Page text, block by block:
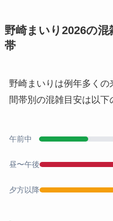
野崎まいり2026の混
帯
野崎まいりは例年多く
間帯別の混雑目安は以下
午前中
昼〜午後
夕方以降